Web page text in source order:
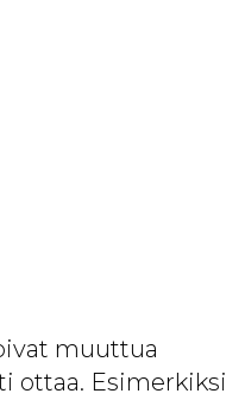
muuttua
ottaa. Esimerkiksi